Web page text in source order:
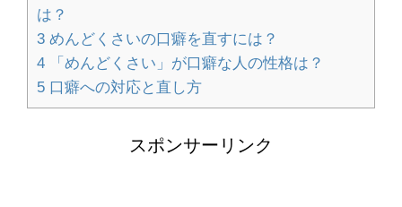
ハンドメイドのオーダーメイド販売の
やり方とポイント
は？
3 めんどくさいの口癖を直すには？
4 「めんどくさい」が口癖な人の性格は？
5 口癖への対応と直し方
スポンサーリンク